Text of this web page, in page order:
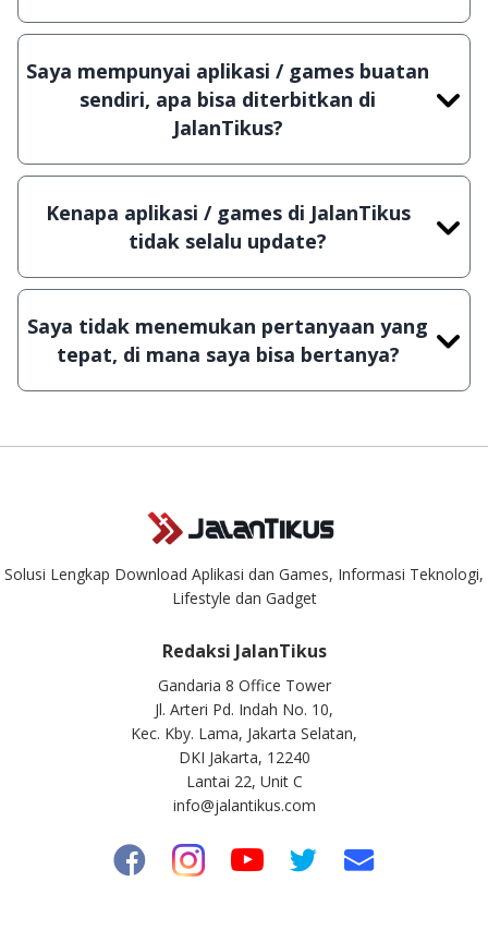
Meskipun dibagikan secara gratis, namun ada
beberapa aplikasi & games yang dibagikan secara
Shareware, dalam arti hanya bisa digunakan
dalam jangka waktu tertentu dan jika ingin lanjut
menggunakannya kamu harus membeli lisensi
aslinya.
Saya mempunyai aplikasi / games buatan
sendiri, apa bisa diterbitkan di
JalanTikus?
Tentu saja bisa. Silahkan kirim email ke
info@jalantikus.comdengan menyertakan Nama
Aplikasi/Games, Deskripsi serta Lampiran File
instalasi / (APK) jika Android
Kenapa aplikasi / games di JalanTikus
tidak selalu update?
Demi menjaga kualitas aplikasi dan games yang
ada di JalanTikus, hingga saat ini kita masih
melakukan upload-download secara manual,
sehingga kuota sebesar ribuan aplikasi & games
tidak dapat tercapai dalam waktu yang singkat.
Saya tidak menemukan pertanyaan yang
tepat, di mana saya bisa bertanya?
Kami dengan senang hati menjawab setiap
keinfo@jalantikus.com
Solusi Lengkap Download Aplikasi dan Games, Informasi Teknologi,
Lifestyle dan Gadget
Redaksi JalanTikus
Gandaria 8 Office Tower
Jl. Arteri Pd. Indah No. 10,
Kec. Kby. Lama, Jakarta Selatan,
DKI Jakarta, 12240
Lantai 22, Unit C
info@jalantikus.com